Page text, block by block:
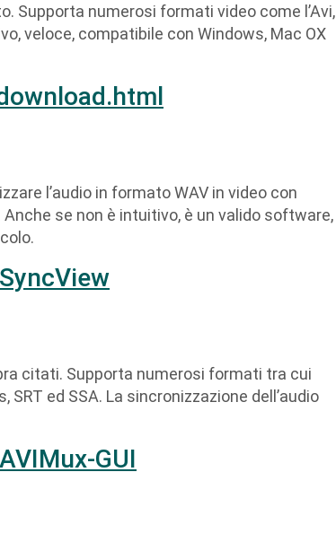
Supporta numerosi formati video come l’Avi,
veloce, compatibile con Windows, Mac OX
l’audio in formato WAV in video con
se non è intuitivo, è un valido software,
citati. Supporta numerosi formati tra cui
SRT ed SSA. La sincronizzazione dell’audio
GUI